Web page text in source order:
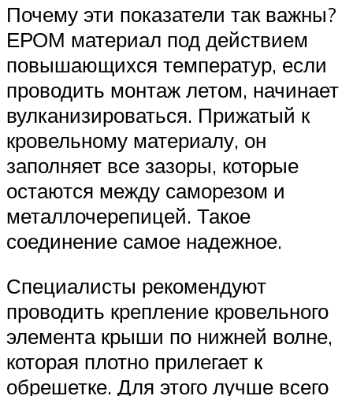
Почему эти показатели так важны?
ЕРОМ материал под действием
повышающихся температур, если
проводить монтаж летом, начинает
вулканизироваться. Прижатый к
кровельному материалу, он
заполняет все зазоры, которые
остаются между саморезом и
металлочерепицей. Такое
соединение самое надежное.
Специалисты рекомендуют
проводить крепление кровельного
элемента крыши по нижней волне,
которая плотно прилегает к
обрешетке. Для этого лучше всего